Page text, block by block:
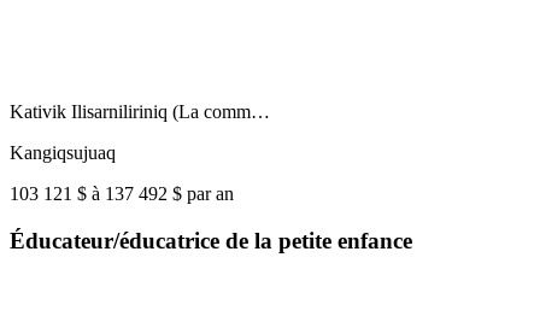
Kativik Ilisarniliriniq (La comm…
Kangiqsujuaq
103 121 $ à 137 492 $ par an
Éducateur/éducatrice de la petite enfance